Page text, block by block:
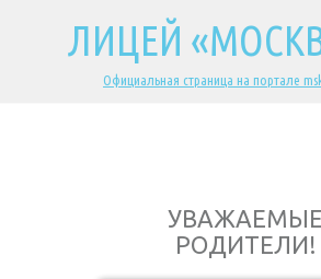
ЛИЦЕЙ
Официальная страница на портале
УВАЖАЕМЫЕ
РОДИТЕЛИ!